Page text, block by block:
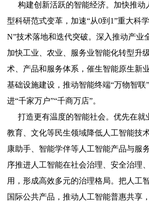
构建创新活跃的智能经济。加快推动
型科研范式变革，加速“从0到1”重大科
N”技术落地和迭代突破。深入推动产业
加快工业、农业、服务业智能化转型升
术、产品和服务体系，催生智能原生新
基础设施建设，推动智能终端“万物智联
进“千家万户”“千商万店”。
打造更有温度的智能社会。优先在就
教育、文化等民生领域降低人工智能技
康助手、智能学伴等人工智能产品与服
序推进人工智能在社会治理、安全治理
用，形成高效多元的治理格局。把人工
国际公共产品，推动人工智能普惠共享